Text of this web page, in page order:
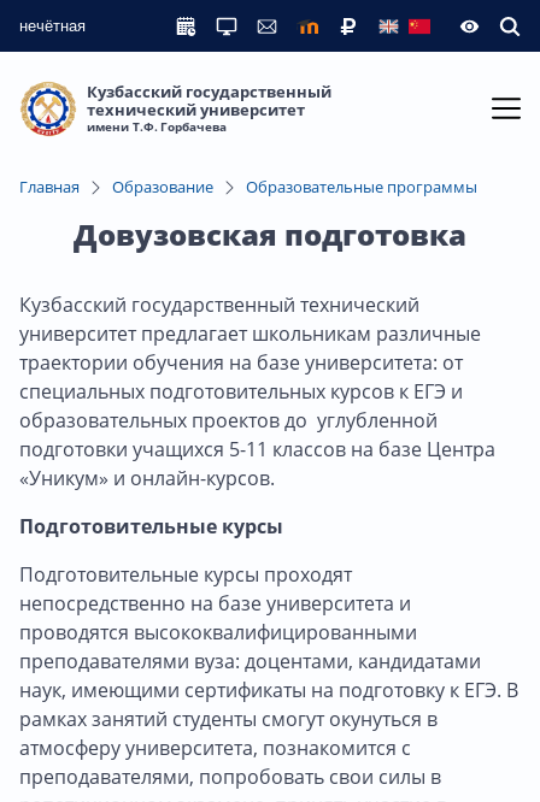
нечётная
Кузбасский государственный
технический университет
имени Т.Ф. Горбачева
Главная Образование Образовательные программы
Довузовская подготовка
Кузбасский государственный технический
университет предлагает школьникам различные
траектории обучения на базе университета: от
специальных подготовительных курсов к ЕГЭ и
образовательных проектов до углубленной
подготовки учащихся 5-11 классов на базе Центра
«Уникум» и онлайн-курсов.
Подготовительные курсы
Подготовительные курсы проходят
непосредственно на базе университета и
проводятся высококвалифицированными
преподавателями вуза: доцентами, кандидатами
наук, имеющими сертификаты на подготовку к ЕГЭ. В
рамках занятий студенты смогут окунуться в
атмосферу университета, познакомится с
преподавателями, попробовать свои силы в